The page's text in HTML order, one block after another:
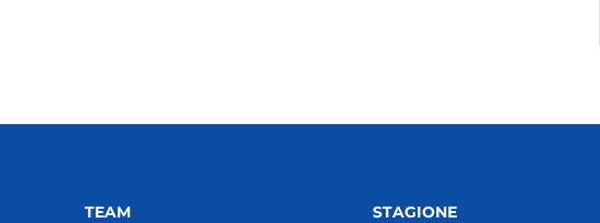
TEAM STAGIONE